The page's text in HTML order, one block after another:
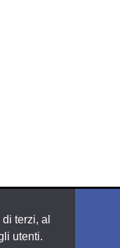
terzi, al
utenti.